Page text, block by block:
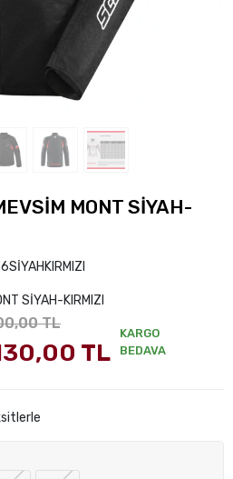
MONT SİYAH-
SİYAH-KIRMIZI
TL
TL
KARGO
BEDAVA